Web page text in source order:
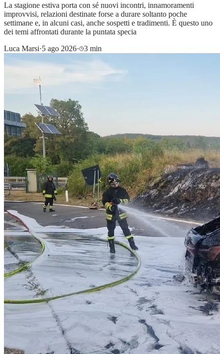
La stagione estiva porta con sé nuovi incontri, innamoramenti
improvvisi, relazioni destinate forse a durare soltanto poche
settimane e, in alcuni casi, anche sospetti e tradimenti. È questo uno
dei temi affrontati durante la puntata specia
Luca Marsi·5 ago 2026· 3 min